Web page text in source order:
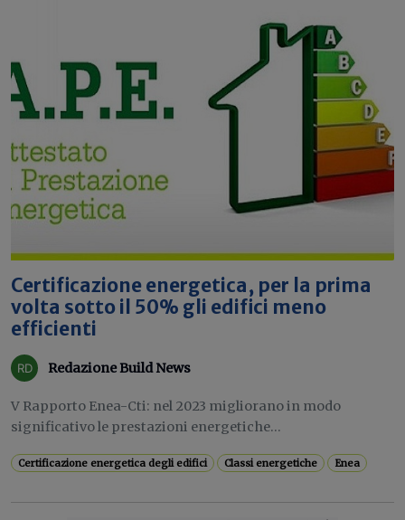
Certificazione energetica, per la prima
volta sotto il 50% gli edifici meno
efficienti
Redazione Build News
V Rapporto Enea-Cti: nel 2023 migliorano in modo
significativo le prestazioni energetiche...
Certificazione energetica degli edifici Classi energetiche Enea